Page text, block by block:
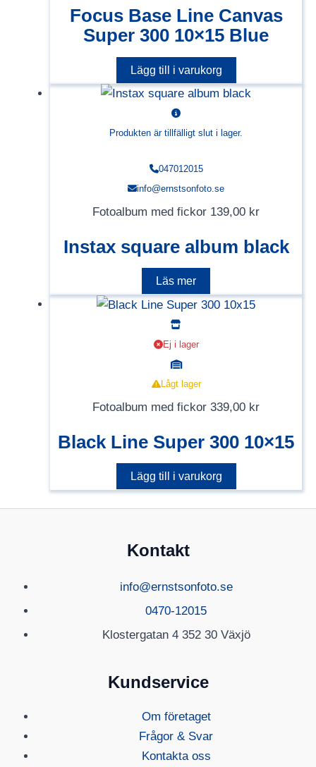
Focus Base Line Canvas
Super 300 10×15 Blue
Lägg till i varukorg
Produkten är tillfälligt slut i lager.
047012015
info@ernstsonfoto.se
Fotoalbum med fickor 139,00 kr
Instax square album black
Läs mer
Ej i lager
Lågt lager
Fotoalbum med fickor 339,00 kr
Black Line Super 300 10×15
Lägg till i varukorg
Kontakt
info@ernstsonfoto.se
0470-12015
Klostergatan 4 352 30 Växjö
Kundservice
Om företaget
Frågor & Svar
Kontakta oss